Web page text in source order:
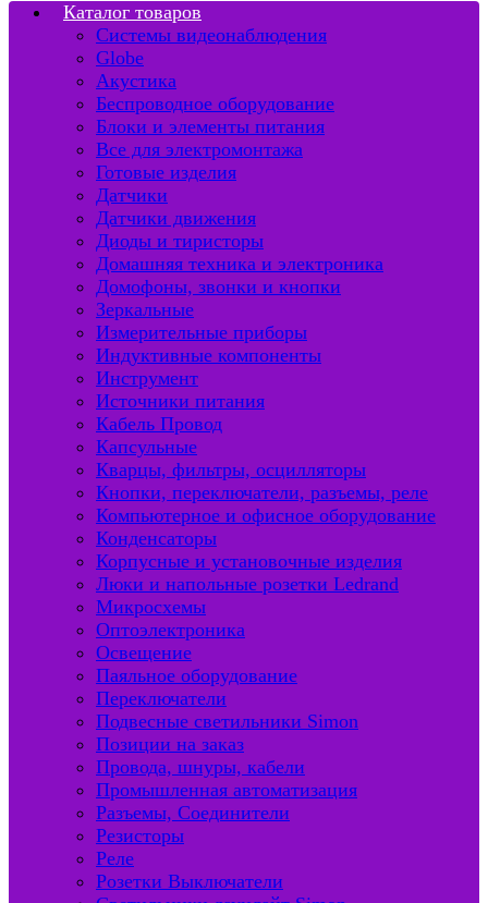
Каталог товаров
Системы видеонаблюдения
Globe
Акустика
Беспроводное оборудование
Блоки и элементы питания
Все для электромонтажа
Готовые изделия
Датчики
Датчики движения
Диоды и тиристоры
Домашняя техника и электроника
Домофоны, звонки и кнопки
Зеркальные
Измерительные приборы
Индуктивные компоненты
Инструмент
Источники питания
Кабель Провод
Капсульные
Кварцы, фильтры, осцилляторы
Кнопки, переключатели, разъемы, реле
Компьютерное и офисное оборудование
Конденсаторы
Корпусные и установочные изделия
Люки и напольные розетки Ledrand
Микросхемы
Оптоэлектроника
Освещение
Паяльное оборудование
Переключатели
Подвесные светильники Simon
Позиции на заказ
Провода, шнуры, кабели
Промышленная автоматизация
Разъемы, Соединители
Резисторы
Реле
Розетки Выключатели